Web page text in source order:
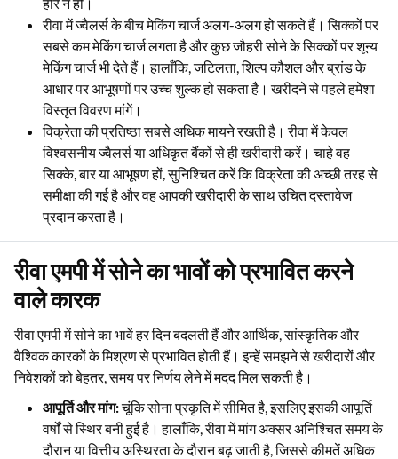
रीवा में ज्वैलर्स के बीच मेकिंग चार्ज अलग-अलग हो सकते हैं। सिक्कों पर
सबसे कम मेकिंग चार्ज लगता है और कुछ जौहरी सोने के सिक्कों पर शून्य
मेकिंग चार्ज भी देते हैं। हालाँकि, जटिलता, शिल्प कौशल और ब्रांड के
आधार पर आभूषणों पर उच्च शुल्क हो सकता है। खरीदने से पहले हमेशा
विस्तृत विवरण मांगें।
विक्रेता की प्रतिष्ठा सबसे अधिक मायने रखती है। रीवा में केवल
विश्वसनीय ज्वैलर्स या अधिकृत बैंकों से ही खरीदारी करें। चाहे वह
सिक्के, बार या आभूषण हों, सुनिश्चित करें कि विक्रेता की अच्छी तरह से
समीक्षा की गई है और वह आपकी खरीदारी के साथ उचित दस्तावेज
प्रदान करता है।
रीवा एमपी में सोने का भावों को प्रभावित करने
वाले कारक
रीवा एमपी में सोने का भावें हर दिन बदलती हैं और आर्थिक, सांस्कृतिक और
वैश्विक कारकों के मिश्रण से प्रभावित होती हैं। इन्हें समझने से खरीदारों और
निवेशकों को बेहतर, समय पर निर्णय लेने में मदद मिल सकती है।
आपूर्ति और मांग:चूंकि सोना प्रकृति में सीमित है, इसलिए इसकी आपूर्ति
वर्षों से स्थिर बनी हुई है। हालाँकि, रीवा में मांग अक्सर अनिश्चित समय के
दौरान या वित्तीय अस्थिरता के दौरान बढ़ जाती है, जिससे कीमतें अधिक